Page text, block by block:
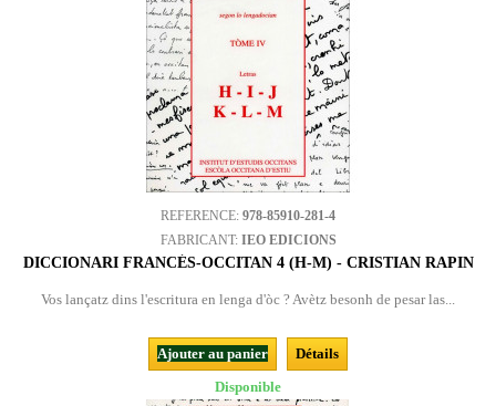
REFERENCE: 978-85910-281-4
FABRICANT: IEO EDICIONS
DICCIONARI FRANCÉS-OCCITAN 4 (H-M) - CRISTIAN RAPIN
Vos lançatz dins l'escritura en lenga d'òc ? Avètz besonh de pesar las...
Ajouter au panier
Détails
Disponible